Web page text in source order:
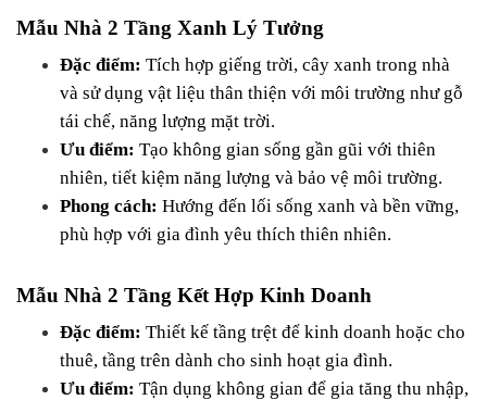
Mẫu Nhà 2 Tầng Xanh Lý Tưởng
Đặc điểm: Tích hợp giếng trời, cây xanh trong nhà
và sử dụng vật liệu thân thiện với môi trường như gỗ
tái chế, năng lượng mặt trời.
Ưu điểm: Tạo không gian sống gần gũi với thiên
nhiên, tiết kiệm năng lượng và bảo vệ môi trường.
Phong cách: Hướng đến lối sống xanh và bền vững,
phù hợp với gia đình yêu thích thiên nhiên.
Mẫu Nhà 2 Tầng Kết Hợp Kinh Doanh
Đặc điểm: Thiết kế tầng trệt để kinh doanh hoặc cho
thuê, tầng trên dành cho sinh hoạt gia đình.
Ưu điểm: Tận dụng không gian để gia tăng thu nhập,